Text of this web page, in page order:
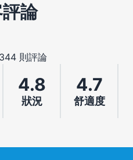
論
344 則評論
4.8
狀況
4.7
舒適度